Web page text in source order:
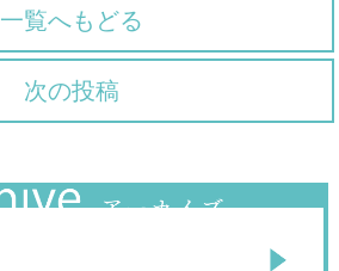
一覧へもどる
次の投稿